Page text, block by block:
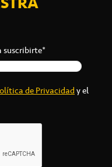
suscribirte*
de Privacidady el